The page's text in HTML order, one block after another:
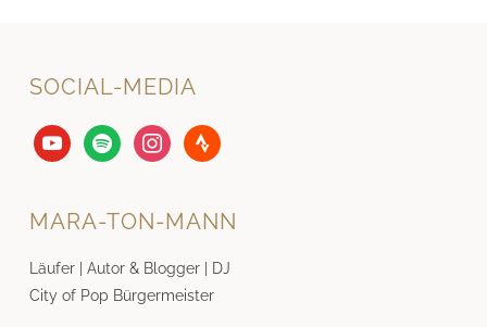
SOCIAL-MEDIA
youtubespotify instagramstrava
MARA-TON-MANN
Läufer | Autor & Blogger | DJ
City of Pop Bürgermeister